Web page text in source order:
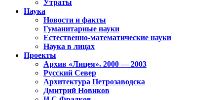
Утраты
Наука
Новости и факты
Гуманитарные науки
Естественно-математические науки
Наука в лицах
Проекты
Архив «Лицея». 2000 — 2003
Русский Север
Архитектура Петрозаводска
Дмитрий Новиков